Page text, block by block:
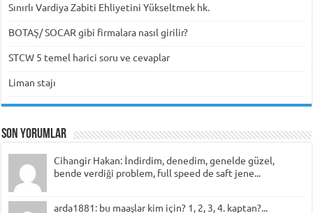
Sınırlı Vardiya Zabiti Ehliyetini Yükseltmek hk.
BOTAŞ/ SOCAR gibi firmalara nasıl girilir?
STCW 5 temel harici soru ve cevaplar
Liman stajı
Son Yorumlar
Cihangir Hakan: İndirdim, denedim, genelde güzel,
bende verdiği problem, full speed de saft jene...
arda1881: bu maaşlar kim için? 1, 2, 3, 4. kaptan?...